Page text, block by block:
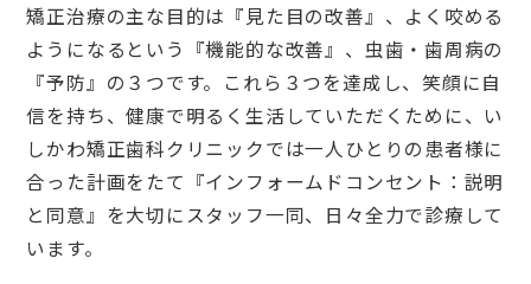
矯正治療の主な目的は『見た目の改善』、よく咬める
ようになるという『機能的な改善』、虫歯・歯周病の
『予防』の３つです。これら３つを達成し、笑顔に自
信を持ち、健康で明るく生活していただくために、い
しかわ矯正歯科クリニックでは一人ひとりの患者様に
合った計画をたて『インフォームドコンセント：説明
と同意』を大切にスタッフ一同、日々全力で診療して
います。